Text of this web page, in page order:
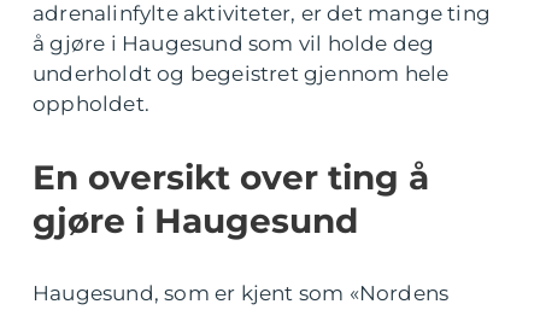
adrenalinfylte aktiviteter, er det mange ting
å gjøre i Haugesund som vil holde deg
underholdt og begeistret gjennom hele
oppholdet.
En oversikt over ting å
gjøre i Haugesund
Haugesund, som er kjent som «Nordens